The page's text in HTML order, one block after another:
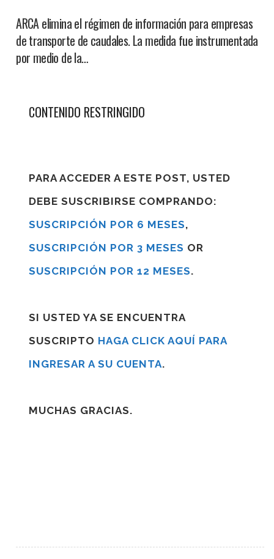
ARCA elimina el régimen de información para empresas
de transporte de caudales. La medida fue instrumentada
por medio de la…
CONTENIDO RESTRINGIDO
PARA ACCEDER A ESTE POST, USTED
DEBE SUSCRIBIRSE COMPRANDO:
SUSCRIPCIÓN POR 6 MESES,
SUSCRIPCIÓN POR 3 MESES OR
SUSCRIPCIÓN POR 12 MESES.
SI USTED YA SE ENCUENTRA
SUSCRIPTO HAGA CLICK AQUÍ PARA
INGRESAR A SU CUENTA.
MUCHAS GRACIAS.